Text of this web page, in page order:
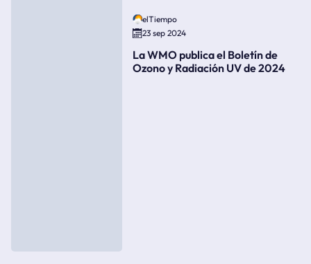
elTiempo
23 sep 2024
La WMO publica el Boletín de
Ozono y Radiación UV de 2024